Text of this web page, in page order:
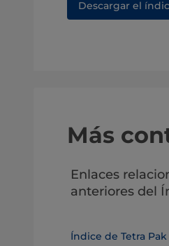
Descargar el
Más
Enlaces
anteriores del
Índice de Tetra